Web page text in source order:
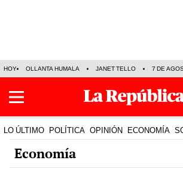
HOY OLLANTA HUMALA JANET TELLO 7 DE
LO ÚLTIMO POLÍTICA OPINIÓN ECONOMÍA
Economía